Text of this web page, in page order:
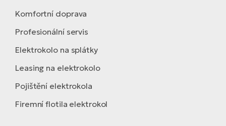
Komfortní doprava
Profesionální servis
Elektrokolo na splátky
Leasing na elektrokolo
Pojištění elektrokola
Firemní flotila elektrokol